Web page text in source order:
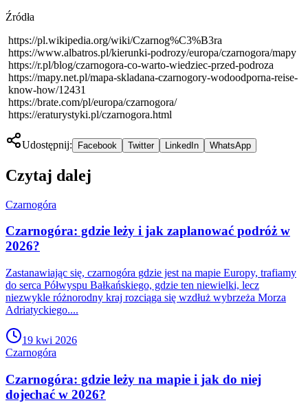
Źródła
https://pl.wikipedia.org/wiki/Czarnog%C3%B3ra
https://www.albatros.pl/kierunki-podrozy/europa/czarnogora/mapy
https://r.pl/blog/czarnogora-co-warto-wiedziec-przed-podroza
https://mapy.net.pl/mapa-skladana-czarnogory-wodoodporna-reise-
know-how/12431
https://brate.com/pl/europa/czarnogora/
https://eraturystyki.pl/czarnogora.html
Udostępnij: Facebook Twitter LinkedIn WhatsApp
Czytaj dalej
Czarnogóra
Czarnogóra: gdzie leży i jak zaplanować podróż w
2026?
Zastanawiając się, czarnogóra gdzie jest na mapie Europy, trafiamy
do serca Półwyspu Bałkańskiego, gdzie ten niewielki, lecz
niezwykle różnorodny kraj rozciąga się wzdłuż wybrzeża Morza
Adriatyckiego....
19 kwi 2026
Czarnogóra
Czarnogóra: gdzie leży na mapie i jak do niej
dojechać w 2026?